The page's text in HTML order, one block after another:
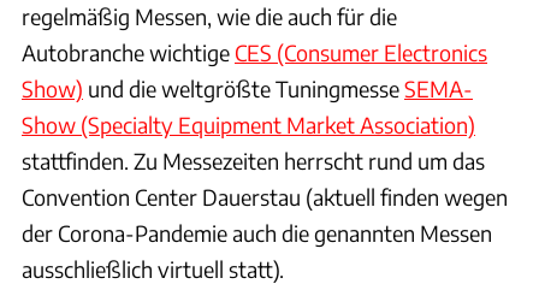
regelmäßig Messen, wie die auch für die
Autobranche wichtige CES (Consumer Electronics
Show) und die weltgrößte TuningmesseSEMA-
Show (Specialty Equipment Market Association)
stattfinden. Zu Messezeiten herrscht rund um das
Convention Center Dauerstau (aktuell finden wegen
der Corona-Pandemie auch die genannten Messen
ausschließlich virtuell statt).